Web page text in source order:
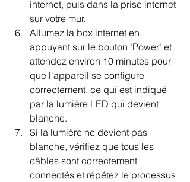
internet, puis dans la prise internet
sur votre mur.
Allumez la box internet en
appuyant sur le bouton "Power" et
attendez environ 10 minutes pour
que l'appareil se configure
correctement, ce qui est indiqué
par la lumière LED qui devient
blanche.
Si la lumière ne devient pas
blanche, vérifiez que tous les
câbles sont correctement
connectés et répétez le processus